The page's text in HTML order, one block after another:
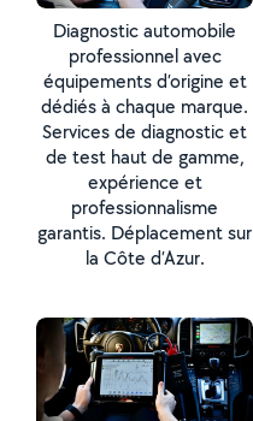
Diagnostic automobile
professionnel avec
équipements d’origine et
dédiés à chaque marque.
Services de diagnostic et
de test haut de gamme,
expérience et
professionnalisme
garantis. Déplacement sur
la Côte d’Azur.